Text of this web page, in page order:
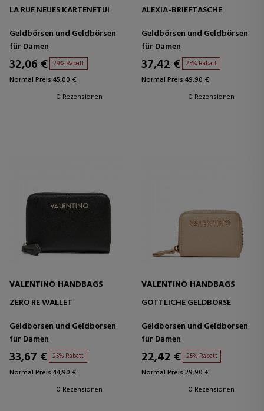
LA RUE NEUES KARTENETUI
Geldbörsen und Geldbörsen
für Damen
32,06 € 29% Rabatt
Normal Preis 45,00 €
0 Rezensionen
ALEXIA-BRIEFTASCHE
Geldbörsen und Geldbörsen
für Damen
37,42 € 25% Rabatt
Normal Preis 49,90 €
0 Rezensionen
VALENTINO HANDBAGS
ZERO RE WALLET
Geldbörsen und Geldbörsen
für Damen
33,67 € 25% Rabatt
Normal Preis 44,90 €
0 Rezensionen
VALENTINO HANDBAGS
GÖTTLICHE GELDBÖRSE
Geldbörsen und Geldbörsen
für Damen
22,42 € 25% Rabatt
Normal Preis 29,90 €
0 Rezensionen